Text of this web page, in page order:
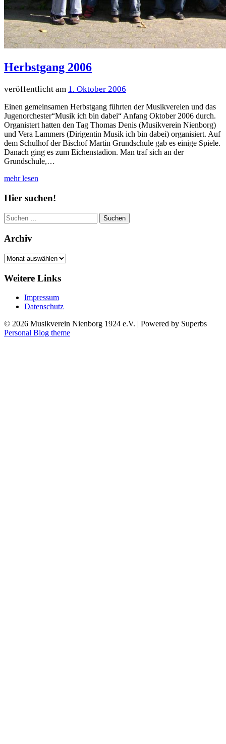
Herbstgang 2006
1. Oktober 2006
Einen gemeinsamen Herbstgang führten der Musikvereien und das
Jugenorchester“Musik ich bin dabei“ Anfang Oktober 2006 durch.
Organistert hatten den Tag Thomas Denis (Musikverein Nienborg)
und Vera Lammers (Dirigentin Musik ich bin dabei) organisiert. Auf
dem Schulhof der Bischof Martin Grundschule gab es einige Spiele.
Danach ging es zum Eichenstadion. Man traf sich an der
Grundschule,…
Hier suchen!
Suchen
nach:
Archiv
Archiv
Weitere Links
Impressum
Datenschutz
© 2026 Musikverein Nienborg 1924 e.V. | Powered by Superbs
Personal Blog theme